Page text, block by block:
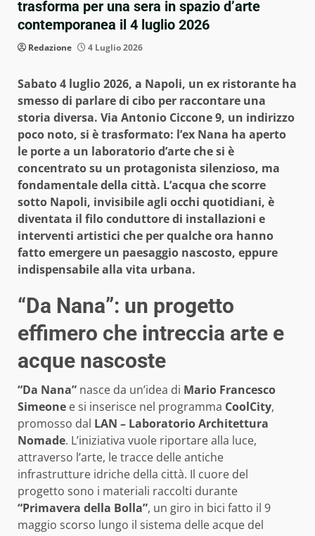
trasforma per una sera in spazio d’arte
contemporanea il 4 luglio 2026
Redazione 4 Luglio 2026
Sabato 4 luglio 2026, a Napoli, un ex ristorante ha
smesso di parlare di cibo per raccontare una
storia diversa. Via Antonio Ciccone 9, un indirizzo
poco noto, si è trasformato: l’ex Nana ha aperto
le porte a un laboratorio d’arte che si è
concentrato su un protagonista silenzioso, ma
fondamentale della città. L’acqua che scorre
sotto Napoli, invisibile agli occhi quotidiani, è
diventata il filo conduttore di installazioni e
interventi artistici che per qualche ora hanno
fatto emergere un paesaggio nascosto, eppure
indispensabile alla vita urbana.
“Da Nana”: un progetto
effimero che intreccia arte e
acque nascoste
“Da Nana” nasce da un’idea di Mario Francesco
Simeone e si inserisce nel programma CoolCity,
promosso dal LAN – Laboratorio Architettura
Nomade. L’iniziativa vuole riportare alla luce,
attraverso l’arte, le tracce delle antiche
infrastrutture idriche della città. Il cuore del
progetto sono i materiali raccolti durante
“Primavera della Bolla”, un giro in bici fatto il 9
maggio scorso lungo il sistema delle acque del